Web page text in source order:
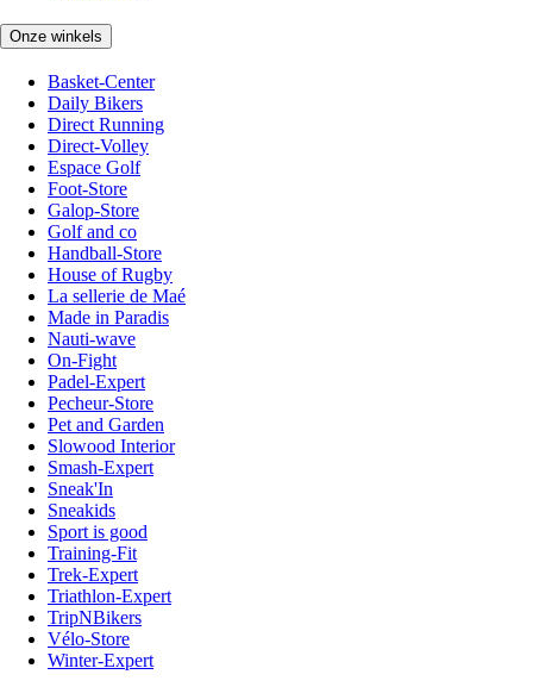
Onze winkels
Basket-Center
Daily Bikers
Direct Running
Direct-Volley
Espace Golf
Foot-Store
Galop-Store
Golf and co
Handball-Store
House of Rugby
La sellerie de Maé
Made in Paradis
Nauti-wave
On-Fight
Padel-Expert
Pecheur-Store
Pet and Garden
Slowood Interior
Smash-Expert
Sneak'In
Sneakids
Sport is good
Training-Fit
Trek-Expert
Triathlon-Expert
TripNBikers
Vélo-Store
Winter-Expert